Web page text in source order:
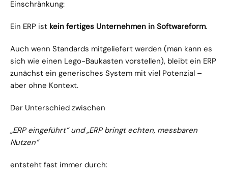
Einschränkung:
Ein ERP ist kein fertiges Unternehmen in Softwareform.
Auch wenn Standards mitgeliefert werden (man kann es
sich wie einen Lego-Baukasten vorstellen), bleibt ein ERP
zunächst ein generisches System mit viel Potenzial –
aber ohne Kontext.
Der Unterschied zwischen
„ERP eingeführt“ und „ERP bringt echten, messbaren
Nutzen“
entsteht fast immer durch: